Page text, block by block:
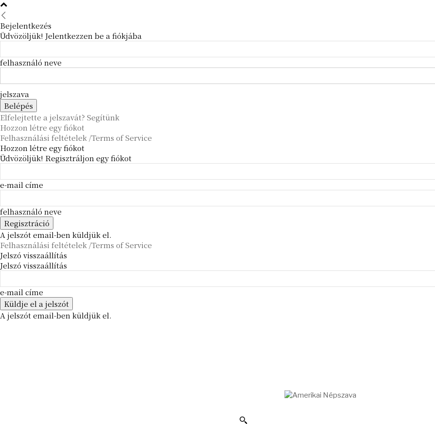
Bejelentkezés
Üdvözöljük! Jelentkezzen be a fiókjába
felhasználó neve
jelszava
Elfelejtette a jelszavát? Segítünk
Hozzon létre egy fiókot
Felhasználási feltételek /Terms of Service
Hozzon létre egy fiókot
Üdvözöljük! Regisztráljon egy fiókot
e-mail címe
felhasználó neve
A jelszót email-ben küldjük el.
Felhasználási feltételek /Terms of Service
Jelszó visszaállítás
Jelszó visszaállítás
e-mail címe
A jelszót email-ben küldjük el.